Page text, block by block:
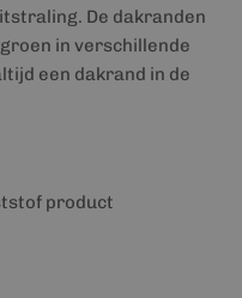
De dakranden
in verschillende
een dakrand in de
product